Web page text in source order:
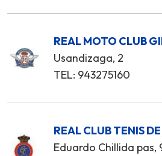
REAL MOTO CLUB
Usandizaga, 2
TEL: 943275160
REAL CLUB TENIS
Eduardo Chillida pas,